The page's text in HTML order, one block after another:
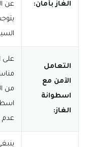
الغاز بأمان:
عن
التعامل
الآمن مع
اسطوانة
الغاز:
على
من
عدم